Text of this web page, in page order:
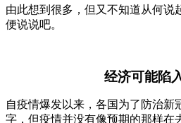
由此想到很多，但又不知道从何说
便说说吧。
经济可能陷
自疫情爆发以来，各国为了防治新
字，但疫情并没有像预期的那样在